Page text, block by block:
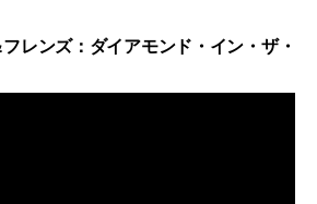
フレンズ：ダイアモンド・イン・ザ・